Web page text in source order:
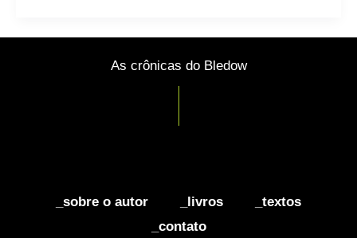
As crônicas do Bledow
_sobre o autor _livros
_textos
_contato